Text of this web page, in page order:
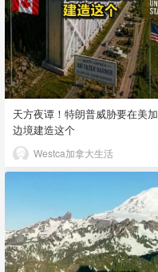
天方夜谭！特朗普威胁要在美加
边境建造这个
Westca加拿大生活